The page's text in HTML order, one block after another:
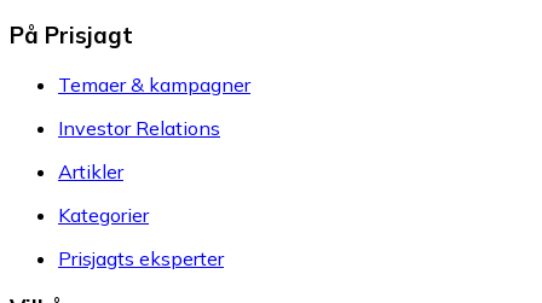
På Prisjagt
Temaer & kampagner
Investor Relations
Artikler
Kategorier
Prisjagts eksperter